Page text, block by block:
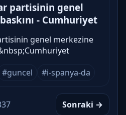
partisinin genel
- Cumhuriyet
genel merkezine
#guncel #i-spanya-da
Sonraki →